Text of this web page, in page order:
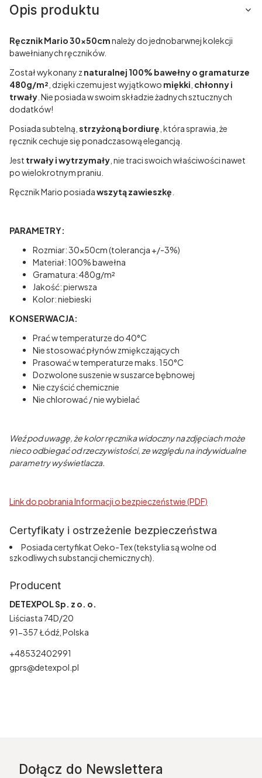
Opis produktu
Ręcznik Mario 30x50cmnależy do jednobarwnej kolekcji
bawełnianych ręczników.
Został wykonany z naturalnej 100% bawełny o gramaturze
480g/m² , dzięki czemu jest wyjątkowo miękki chłonny i
trwały . Nie posiada w swoim składzie żadnych sztucznych
dodatków!
Posiada subtelną, strzyżoną bordiurę , która sprawia, że
ręcznik cechuje się ponadczasową elegancją.
Jest trwały iwytrzymały , nie traci swoich właściwości nawet
po wielokrotnym praniu.
Ręcznik Mario posiadawszytą zawieszkę
PARAMETRY:
Rozmiar: 30x50cm (tolerancja +/-3%)
Materiał: 100% bawełna
Gramatura: 480g/m²
Jakość: pierwsza
Kolor: niebieski
KONSERWACJA:
Prać w temperaturze do 40°C
Nie stosować płynów zmiękczających
Prasować w temperaturze maks. 150°C
Dozwolone suszenie w suszarce bębnowej
Nie czyścić chemicznie
Nie chlorować / nie wybielać
Weź pod uwagę, że kolor ręcznika widoczny na zdjęciach może
nieco odbiegać od rzeczywistości, ze względu na indywidualne
parametry wyświetlacza.
Link do pobrania Informacji o bezpieczeństwie (PDF)
Certyfikaty i ostrzeżenie bezpieczeństwa
Posiada certyfikat Oeko-Tex (tekstylia są wolne od
szkodliwych substancji chemicznych).
Producent
DETEXPOL Sp. z o. o.
Liściasta 74D/20
91-357 Łódź, Polska
+48532402991
gprs@detexpol.pl
Dołącz do Newslettera